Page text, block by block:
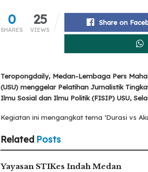
0
SHARES
25
VIEWS
Share on
Teropongdaily, Medan-Lembaga Pers
(USU) menggelar Pelatihan Jurnalistik
Ilmu Sosial dan Ilmu Politik (FISIP) USU,
Kegiatan ini mengangkat tema ‘Durasi vs
Related Posts
Yayasan STIKes Indah Medan